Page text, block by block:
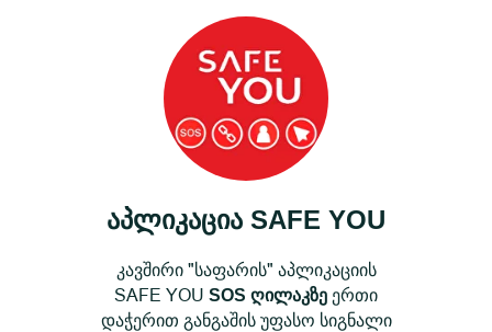
აპლიკაცია SAFE YOU
კავშირი "საფარის" აპლიკაციის
SAFE YOU SOS ღილაკზე ერთი
დაჭერით განგაშის უფასო სიგნალი